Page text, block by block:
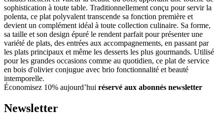
sophistication à toute table. Traditionnellement conçu pour servir la
polenta, ce plat polyvalent transcende sa fonction première et
devient un complément idéal à toute collection culinaire. Sa forme,
sa taille et son design épuré le rendent parfait pour présenter une
variété de plats, des entrées aux accompagnements, en passant par
les plats principaux et même les desserts les plus gourmands. Utilisé
pour les grandes occasions comme au quotidien, ce plat de service
en bois d'olivier conjugue avec brio fonctionnalité et beauté
intemporelle.
Économisez 10% aujourd’hui réservé aux abonnés newsletter
Newsletter